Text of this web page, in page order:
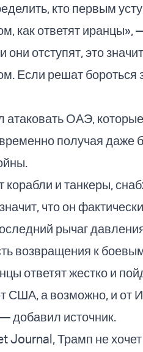
кто первым
как ответят иранцы»,
отступят, это
Если решат бороться
ОАЭ,
получая даже
корабли и танкеры,
что он
рычаг
возвращения к
ответят жестко и
США, а возможно, и от
добавил источник.
Journal, Трамп не